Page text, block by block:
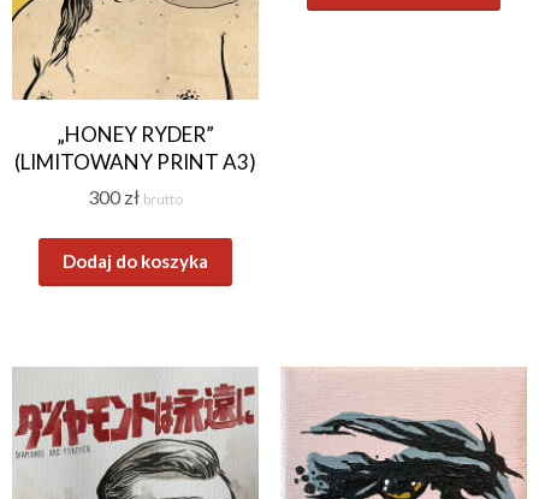
„HONEY RYDER”
(LIMITOWANY PRINT A3)
300 zł brutto
Dodaj do koszyka